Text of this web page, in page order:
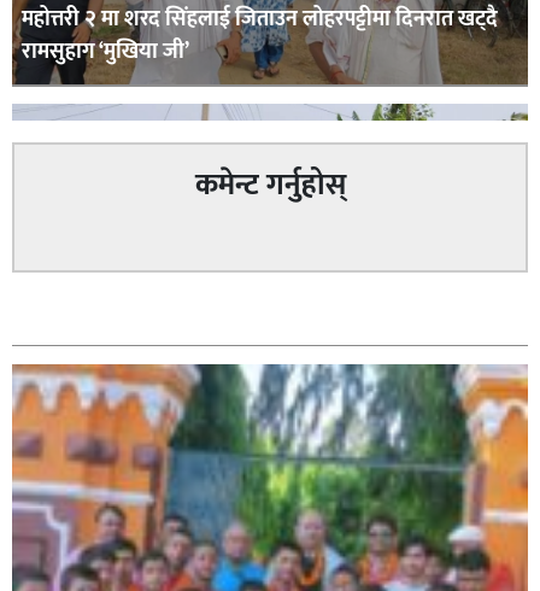
महोत्तरी २ मा शरद सिंहलाई जिताउन लोहरपट्टीमा दिनरात खट्दै
रामसुहाग ‘मुखिया जी’
कमेन्ट गर्नुहोस्